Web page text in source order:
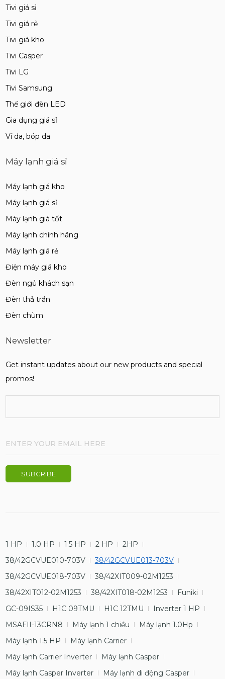
Tivi giá sỉ
Tivi giá rẻ
Tivi giá kho
Tivi Casper
Tivi LG
Tivi Samsung
Thế giới đèn LED
Gia dụng giá sỉ
Ví da, bóp da
Máy lạnh giá sỉ
Máy lạnh giá kho
Máy lạnh giá sỉ
Máy lạnh giá tốt
Máy lạnh chính hãng
Máy lạnh giá rẻ
Điện máy giá kho
Đèn ngủ khách sạn
Đèn thả trần
Đèn chùm
Newsletter
Get instant updates about our new products and special
promos!
1 HP 1.0 HP 1.5 HP 2 HP
2HP
38/42GCVUE010-703V
38/42GCVUE013-703V
38/42GCVUE018-703V
38/42XIT009-02M1253
38/42XIT012-02M1253
38/42XIT018-02M1253
Funiki
GC-09IS35
H1C 09TMU H1C 12TMU
Inverter 1 HP
MSAFII-13CRN8
Máy lạnh 1 chiều
Máy lạnh 1.0Hp
Máy lạnh 1.5 HP
Máy lạnh Carrier
Máy lạnh Carrier Inverter
Máy lạnh Casper
Máy lạnh Casper Inverter
Máy lạnh di động Casper